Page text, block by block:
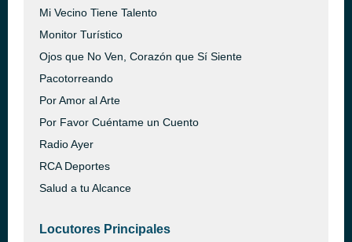
Mi Vecino Tiene Talento
Monitor Turístico
Ojos que No Ven, Corazón que Sí Siente
Pacotorreando
Por Amor al Arte
Por Favor Cuéntame un Cuento
Radio Ayer
RCA Deportes
Salud a tu Alcance
Locutores Principales